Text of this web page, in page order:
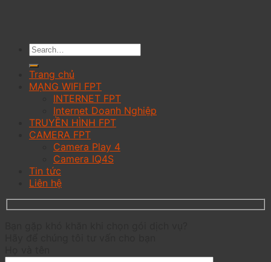
Trang chủ
MẠNG WIFI FPT
INTERNET FPT
Internet Doanh Nghiệp
TRUYỀN HÌNH FPT
CAMERA FPT
Camera Play 4
Camera IQ4S
Tin tức
Liên hệ